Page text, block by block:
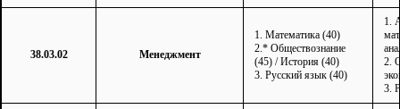
38.03.02 Менеджмент
1. Математика (40)
2.* Обществознание
(45) / История (40)
3. Русский язык (40)
1.
2.
3.